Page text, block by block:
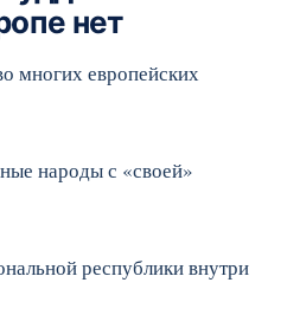
нет
многих европейских
народы с «своей»
республики внутри